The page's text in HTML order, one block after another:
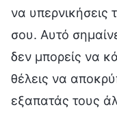
να υπερνικήσεις
σου. Αυτό
δεν μπορείς να
θέλεις να
εξαπατάς τους